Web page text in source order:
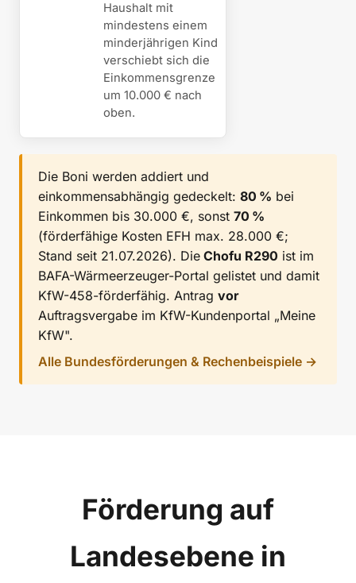
Haushalt mit
mindestens einem
minderjährigen Kind
verschiebt sich die
Einkommensgrenze
um 10.000 € nach
oben.
Die Boni werden addiert und
einkommensabhängig gedeckelt: 80 % bei
Einkommen bis 30.000 €, sonst 70 %
(förderfähige Kosten EFH max. 28.000 €;
Stand seit 21.07.2026). Die Chofu R290 ist im
BAFA-Wärmeerzeuger-Portal gelistet und damit
KfW-458-förderfähig. Antrag vor
Auftragsvergabe im KfW-Kundenportal „Meine
KfW".
Alle Bundesförderungen & Rechenbeispiele →
Förderung auf
Landesebene in